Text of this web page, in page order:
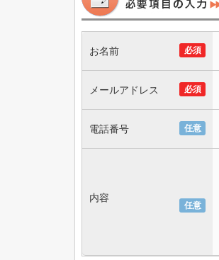
必須
お名前
必須
メールアドレス
任意
電話番号
任意
内容